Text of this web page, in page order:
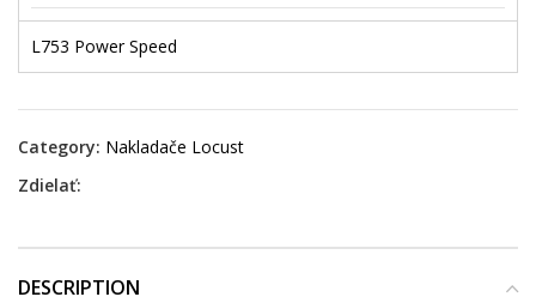
L753 Power Speed
Category: Nakladače Locust
Zdielať:
DESCRIPTION